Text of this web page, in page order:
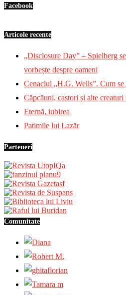
Facebook
Articole recente
„Disclosure Day” – Spielberg
vorbește despre oameni
Cenaclul „H.G. Wells”. Cum
Căpcăuni, castori și alte creaturi
Eternă, iubirea
Patimile lui Lazăr
Parteneri
Comunitate